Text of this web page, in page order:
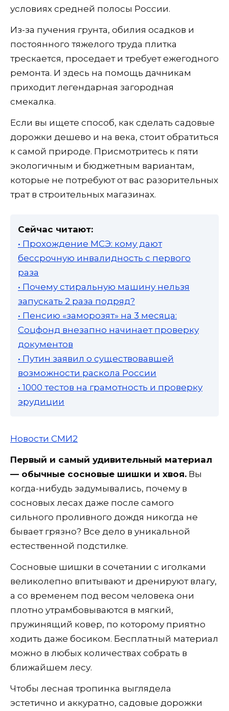
условиях средней полосы России.
Из-за пучения грунта, обилия осадков и
постоянного тяжелого труда плитка
трескается, проседает и требует ежегодного
ремонта. И здесь на помощь дачникам
приходит легендарная загородная
смекалка.
Если вы ищете способ, как сделать садовые
дорожки дешево и на века, стоит обратиться
к самой природе. Присмотритесь к пяти
экологичным и бюджетным вариантам,
которые не потребуют от вас разорительных
трат в строительных магазинах.
Сейчас читают:
• Прохождение МСЭ: кому дают
бессрочную инвалидность с первого
раза
• Почему стиральную машину нельзя
запускать 2 раза подряд?
• Пенсию «заморозят» на 3 месяца:
Соцфонд внезапно начинает проверку
документов
• Путин заявил о существовавшей
возможности раскола России
• 1000 тестов на грамотность и проверку
эрудиции
Новости СМИ2
Первый и самый удивительный материал
— обычные сосновые шишки и хвоя. Вы
когда-нибудь задумывались, почему в
сосновых лесах даже после самого
сильного проливного дождя никогда не
бывает грязно? Все дело в уникальной
естественной подстилке.
Сосновые шишки в сочетании с иголками
великолепно впитывают и дренируют влагу,
а со временем под весом человека они
плотно утрамбовываются в мягкий,
пружинящий ковер, по которому приятно
ходить даже босиком. Бесплатный материал
можно в любых количествах собрать в
ближайшем лесу.
Чтобы лесная тропинка выглядела
эстетично и аккуратно, садовые дорожки